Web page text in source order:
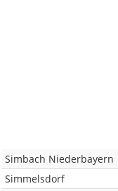
Simbach Niederbayern
Simmelsdorf